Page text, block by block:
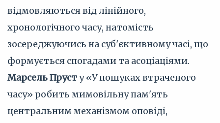
відмовляються від лінійного,
хронологічного часу, натомість
зосереджуючись на суб'єктивному часі, що
формується спогадами та асоціаціями.
Марсель Прусту «У пошуках втраченого
часу» робить мимовільну пам'ять
центральним механізмом оповіді,